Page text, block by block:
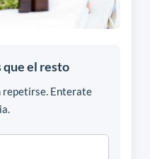
el resto
repetirse. Enterate